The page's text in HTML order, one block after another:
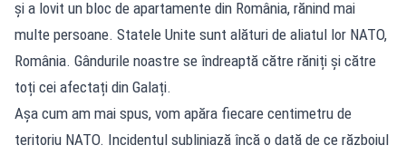
și a lovit un bloc de apartamente din România, rănind mai
multe persoane. Statele Unite sunt alături de aliatul lor NATO,
România. Gândurile noastre se îndreaptă către răniți și către
toți cei afectați din Galați.
Așa cum am mai spus, vom apăra fiecare centimetru de
teritoriu NATO. Incidentul subliniază încă o dată de ce războiul